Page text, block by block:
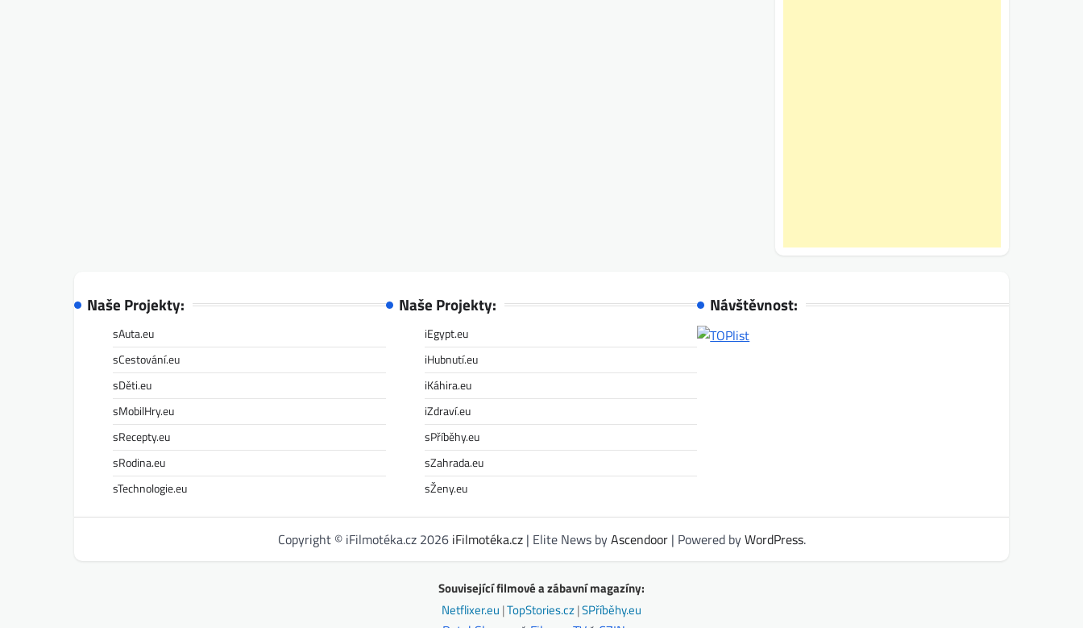
Naše Projekty:
sAuta.eu
sCestování.eu
sDěti.eu
sMobilHry.eu
sRecepty.eu
sRodina.eu
sTechnologie.eu
Naše Projekty:
iEgypt.eu
iHubnutí.eu
iKáhira.eu
iZdraví.eu
sPříběhy.eu
sZahrada.eu
sŽeny.eu
Návštěvnost:
Copyright © iFilmotéka.cz 2026 iFilmotéka.cz| Elite News byAscendoor| Powered byWordPress.
Související filmové a zábavní magazíny:
Netflixer.eu |TopStories.cz|SPříběhy.eu